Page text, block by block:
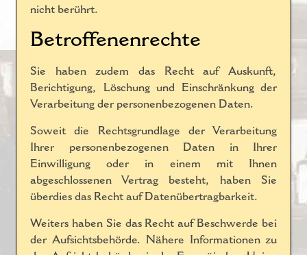
nicht berührt.
Betroffenenrechte
Sie haben zudem das Recht auf Auskunft,
Berichtigung, Löschung und Einschränkung der
Verarbeitung der personenbezogenen Daten.
Soweit die Rechtsgrundlage der Verarbeitung
Ihrer personenbezogenen Daten in Ihrer
Einwilligung oder in einem mit Ihnen
abgeschlossenen Vertrag besteht, haben Sie
überdies das Recht auf Datenübertragbarkeit.
Weiters haben Sie das Recht auf Beschwerde bei
der Aufsichtsbehörde. Nähere Informationen zu